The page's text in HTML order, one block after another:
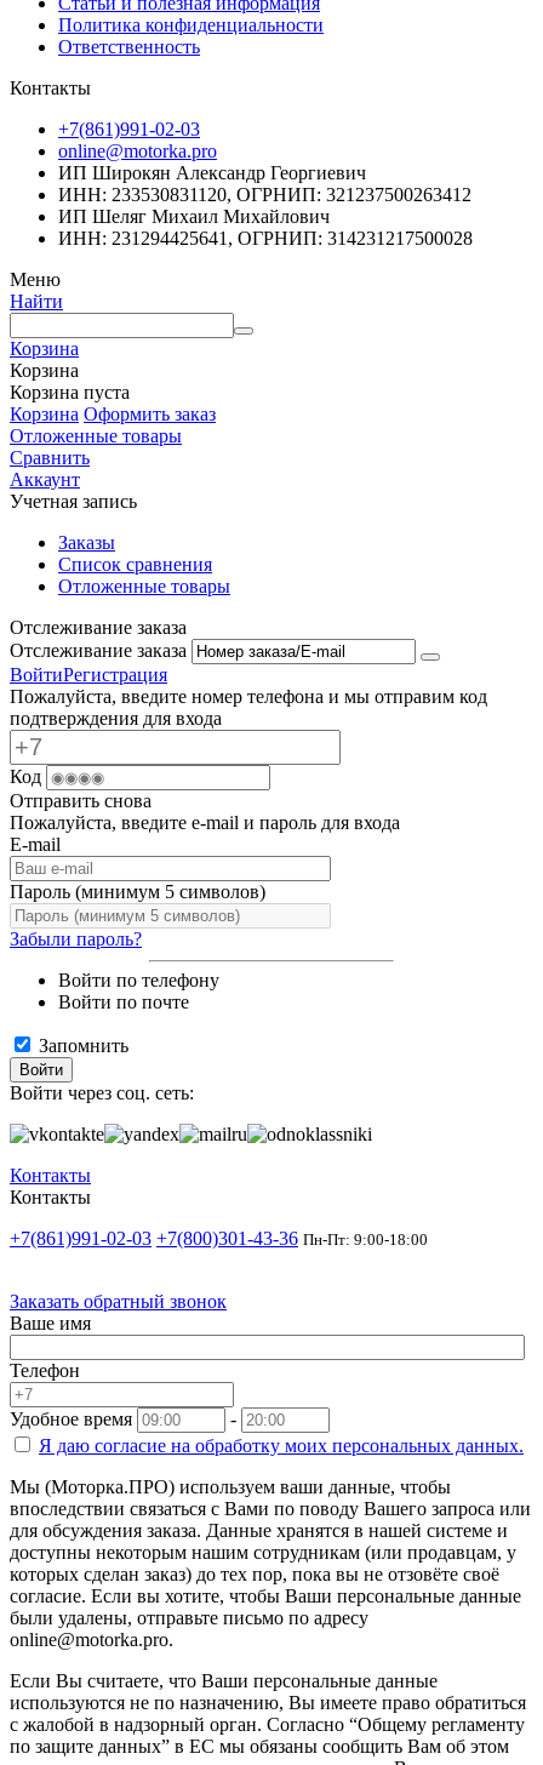
Политика конфиденциальности
Ответственность
Контакты
+7(861)991-02-03
online@motorka.pro
ИП Широкян Александр Георгиевич
ИНН: 233530831120, ОГРНИП: 321237500263412
ИП Шеляг Михаил Михайлович
ИНН: 231294425641, ОГРНИП: 314231217500028
Меню
Найти
Корзина
Корзина
Корзина пуста
Корзина Оформить заказ
Отложенные товары
Сравнить
Аккаунт
Учетная запись
Заказы
Список сравнения
Отложенные товары
Отслеживание заказа
Отслеживание заказа
ВойтиРегистрация
Пожалуйста, введите номер телефона и мы отправим код
подтверждения для входа
Код
Отправить снова
Пожалуйста, введите e-mail и пароль для входа
E-mail
Пароль (минимум 5 символов)
Забыли пароль?
Войти по телефону
Войти по почте
Запомнить
Войти
Войти через соц. сеть:
Контакты
Контакты
+7(861)991-02-03 +7(800)301-43-36 Пн-Пт: 9:00-18:00
Заказать обратный звонок
Ваше имя
Телефон
Удобное время
-
Я даю согласие на обработку моих персональных данных.
Мы (Моторка.ПРО) используем ваши данные, чтобы
впоследствии связаться с Вами по поводу Вашего запроса или
для обсуждения заказа. Данные хранятся в нашей системе и
доступны некоторым нашим сотрудникам (или продавцам, у
которых сделан заказ) до тех пор, пока вы не отзовёте своё
согласие. Если вы хотите, чтобы Ваши персональные данные
были удалены, отправьте письмо по адресу
online@motorka.pro.
Если Вы считаете, что Ваши персональные данные
используются не по назначению, Вы имеете право обратиться
с жалобой в надзорный орган. Согласно “Общему регламенту
по защите данных” в ЕС мы обязаны сообщить Вам об этом